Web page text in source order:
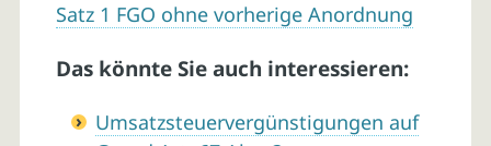
Satz 1 FGO ohne vorherige Anordnung
Das könnte Sie auch interessieren:
Umsatzsteuervergünstigungen auf